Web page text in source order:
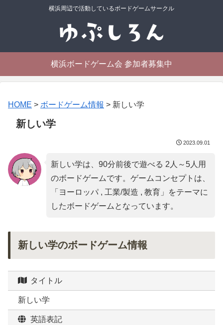
横浜周辺で活動しているボードゲームサークル
横浜ボードゲーム会 参加者募集中
HOME > ボードゲーム情報 > 新しい学
新しい学
2023.09.01
新しい学は、90分前後で遊べる 2人～5人用
のボードゲームです。ゲームコンセプトは、
「 ヨーロッパ , 工業/製造 , 教育」をテーマに
したボードゲームとなっています。
新しい学のボードゲーム情報
タイトル
新しい学
英語表記